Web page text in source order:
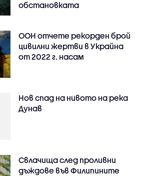
обстановката
ООН отчете рекорден брой
цивилни жертви в Украйна
от 2022 г. насам
Нов спад на нивото на река
Дунав
Свлачища след проливни
дъждове във Филипините